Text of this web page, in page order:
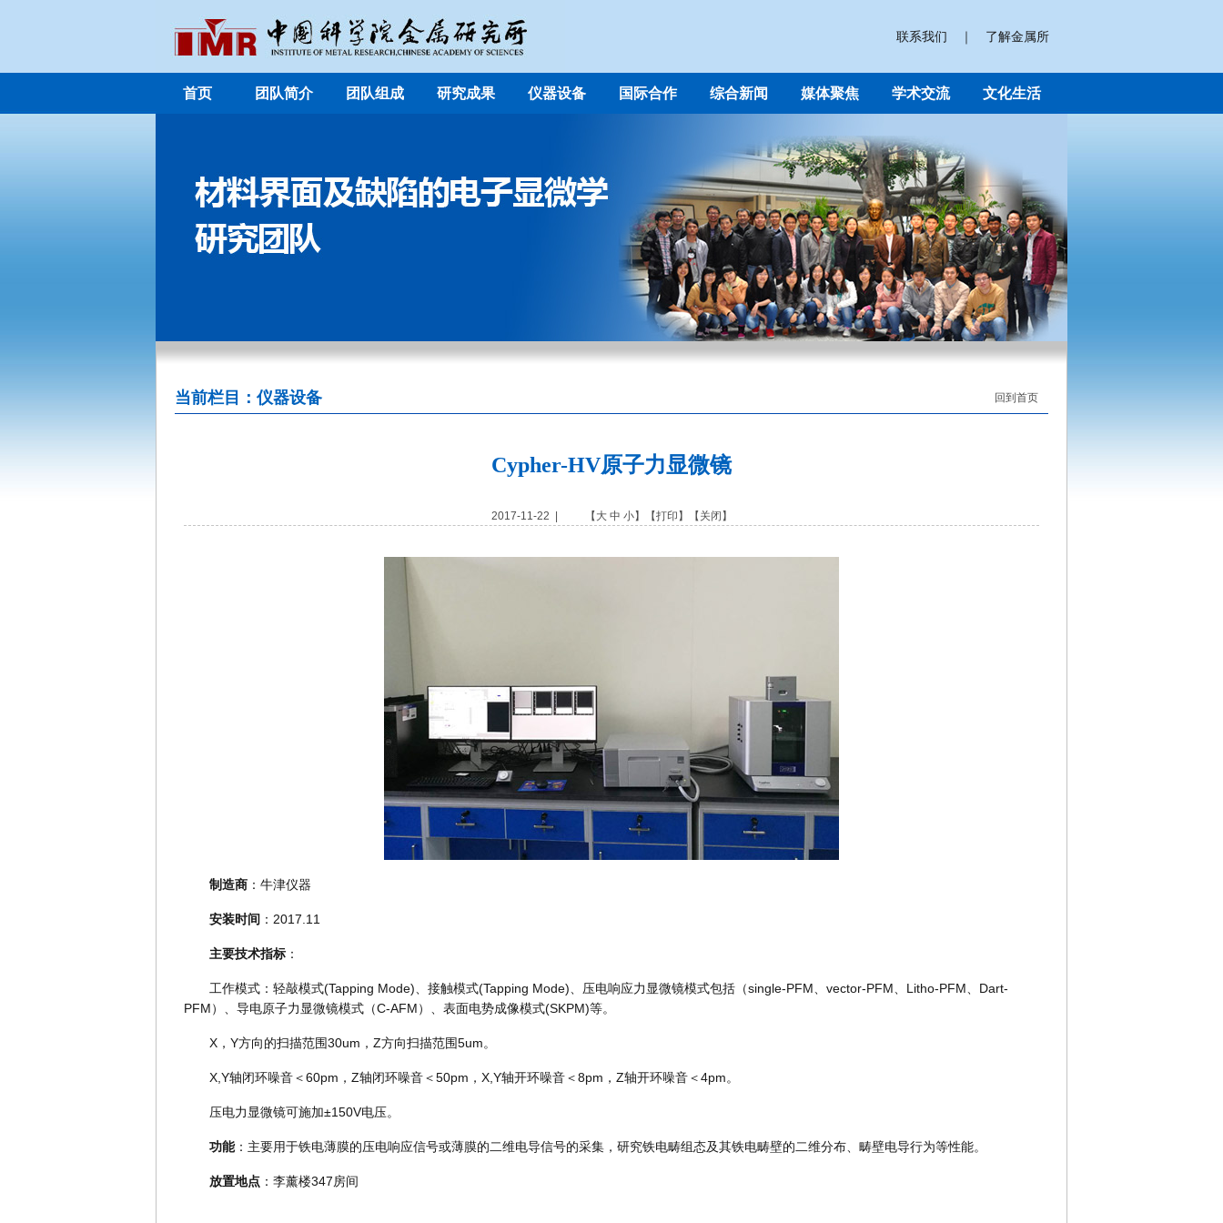
联系我们 ｜ 了解金属所
首页 团队简介 团队组成 研究成果 仪器设备 国际合作 综合新闻 媒体聚焦 学术交流 文化生活
当前栏目：仪器设备 回到首页
Cypher-HV原子力显微镜
2017-11-22 | 【 大 中 小】【打印 】【 关闭 】
制造商 ：牛津仪器
安装时间 ：2017.11
主要技术指标 ：
工作模式：轻敲模式(Tapping Mode)、接触模式(Tapping Mode)、压电响应力显微镜模式包括（single-PFM、vector-PFM、Litho-PFM、Dart-
PFM）、导电原子力显微镜模式（C-AFM）、表面电势成像模式(SKPM)等。
X，Y方向的扫描范围30um，Z方向扫描范围5um。
X,Y轴闭环噪音＜60pm，Z轴闭环噪音＜50pm，X,Y轴开环噪音＜8pm，Z轴开环噪音＜4pm。
压电力显微镜可施加±150V电压。
功能：主要用于铁电薄膜的压电响应信号或薄膜的二维电导信号的采集，研究铁电畴组态及其铁电畴壁的二维分布、畴壁电导行为等性能。
放置地点 ：李薰楼347房间